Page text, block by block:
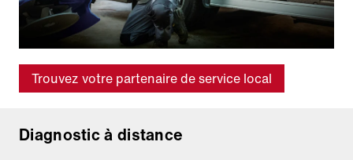
Trouvez votre partenaire de service local
Diagnostic à distance